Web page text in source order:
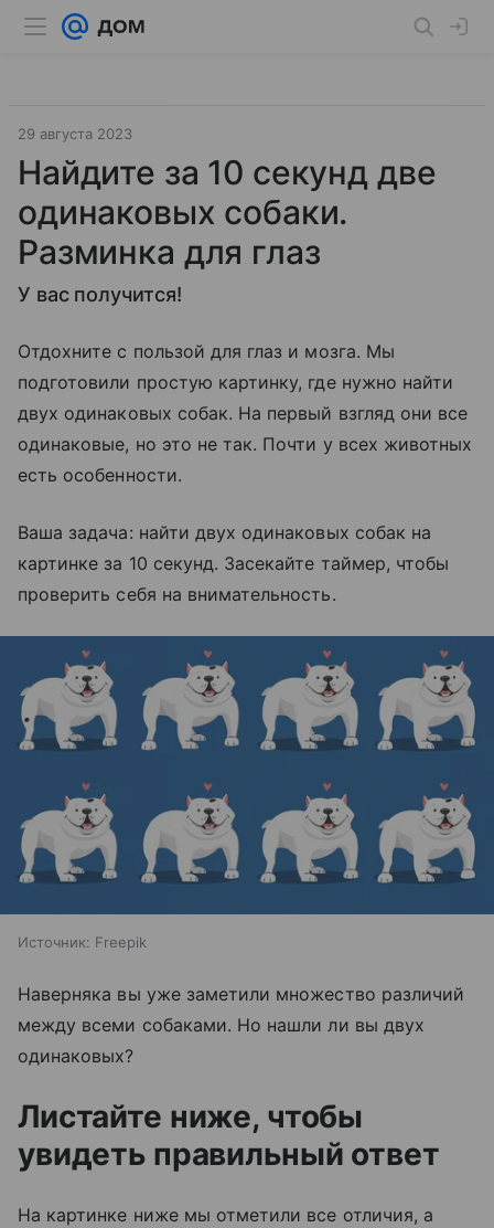
29 августа 2023
Найдите за 10 секунд две
одинаковых собаки.
Разминка для глаз
У вас получится!
Отдохните с пользой для глаз и мозга. Мы
подготовили простую картинку, где нужно найти
двух одинаковых собак. На первый взгляд они все
одинаковые, но это не так. Почти у всех животных
есть особенности.
Ваша задача: найти двух одинаковых собак на
картинке за 10 секунд. Засекайте таймер, чтобы
проверить себя на внимательность.
Источник: Freepik
Наверняка вы уже заметили множество различий
между всеми собаками. Но нашли ли вы двух
одинаковых?
Листайте ниже, чтобы
увидеть правильный ответ
На картинке ниже мы отметили все отличия, а